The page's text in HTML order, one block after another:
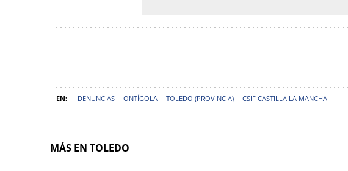
DENUNCIAS ONTÍGOLA TOLEDO (PROVINCIA) CSIF CASTILLA LA MANCHA
MÁS EN TOLEDO